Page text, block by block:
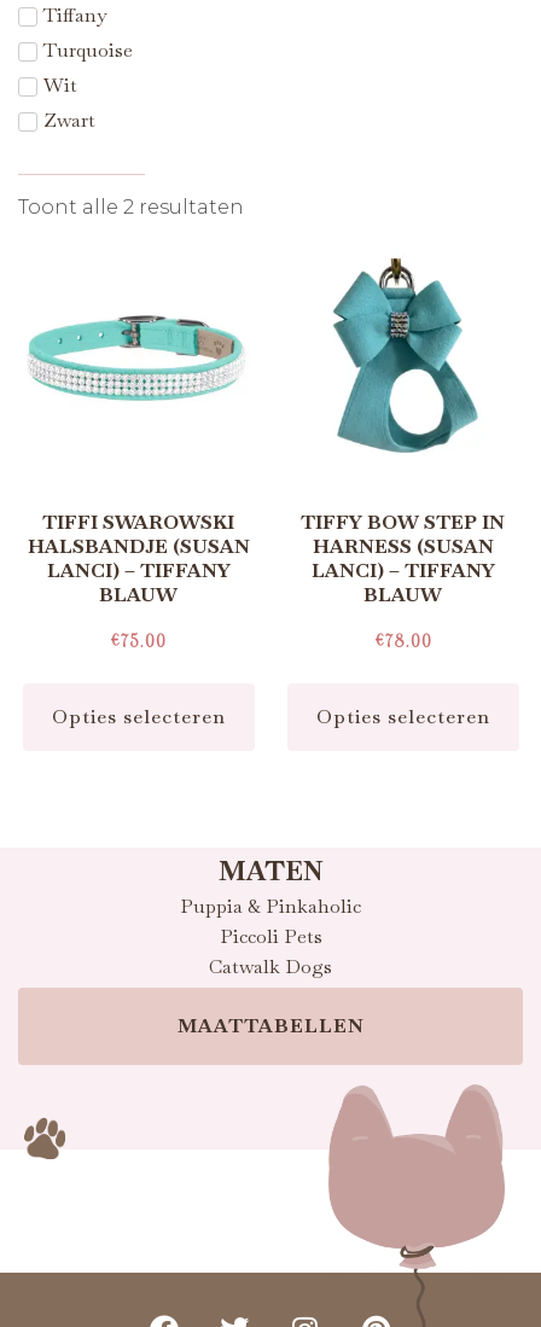
Tiffany
Turquoise
Wit
Zwart
Toont alle 2 resultaten
TIFFI SWAROWSKI
HALSBANDJE (SUSAN
LANCI) – TIFFANY
BLAUW
€75.00
Opties selecteren
TIFFY BOW STEP IN
HARNESS (SUSAN
LANCI) – TIFFANY
BLAUW
€78.00
Opties selecteren
MATEN
Puppia & Pinkaholic
Piccoli Pets
Catwalk Dogs
MAATTABELLEN